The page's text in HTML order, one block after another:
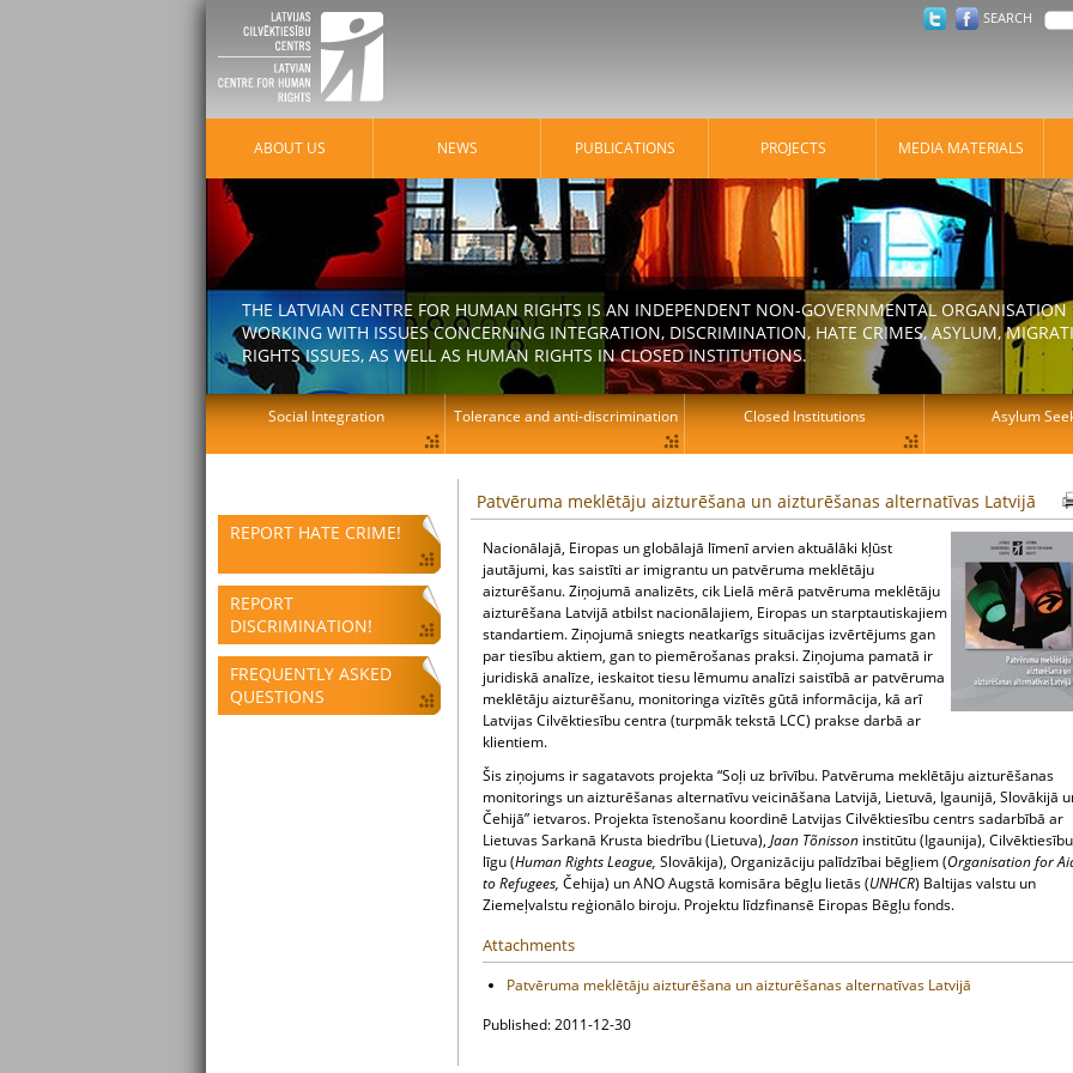
REPORT HATE CRIME!
REPORT
DISCRIMINATION!
FREQUENTLY ASKED
QUESTIONS
Patvēruma meklētāju aizturēšana un aizturēšanas alternatīvas Latvijā
Nacionālajā, Eiropas un globālajā līmenī arvien aktuālāki kļūst
jautājumi, kas saistīti ar imigrantu un patvēruma meklētāju
aizturēšanu. Ziņojumā analizēts, cik Lielā mērā patvēruma meklētāju
aizturēšana Latvijā atbilst nacionālajiem, Eiropas un starptautiskajiem
standartiem. Ziņojumā sniegts neatkarīgs situācijas izvērtējums gan
par tiesību aktiem, gan to piemērošanas praksi. Ziņojuma pamatā ir
juridiskā analīze, ieskaitot tiesu lēmumu analīzi saistībā ar patvēruma
meklētāju aizturēšanu, monitoringa vizītēs gūtā informācija, kā arī
Latvijas Cilvēktiesību centra (turpmāk tekstā LCC) prakse darbā ar
klientiem.
Šis ziņojums ir sagatavots projekta “Soļi uz brīvību. Patvēruma meklētāju aizturēšanas
monitorings un aizturēšanas alternatīvu veicināšana Latvijā, Lietuvā, Igaunijā, Slovākijā
Čehijā” ietvaros. Projekta īstenošanu koordinē Latvijas Cilvēktiesību centrs sadarbībā ar
Lietuvas Sarkanā Krusta biedrību (Lietuva), Jaan Tõnisson institūtu (Igaunija), Cilvēktiesību
līgu (Human Rights League, Slovākija), Organizāciju palīdzībai bēgļiem (Organisation for
to Refugees, Čehija) un ANO Augstā komisāra bēgļu lietās (UNHCR) Baltijas valstu un
Ziemeļvalstu reģionālo biroju. Projektu līdzfinansē Eiropas Bēgļu fonds.
Attachments
Patvēruma meklētāju aizturēšana un aizturēšanas alternatīvas Latvijā
Published: 2011-12-30
SEARCH
ABOUT US NEWS PUBLICATIONS PROJECTS MEDIA MATERIALS
THE LATVIAN CENTRE FOR HUMAN RIGHTS IS AN INDEPENDENT NON-GOVERNMENTAL
WORKING WITH ISSUES CONCERNING INTEGRATION, DISCRIMINATION, HATE CRIMES, ASYLUM,
RIGHTS ISSUES, AS WELL AS HUMAN RIGHTS IN CLOSED INSTITUTIONS.
Social Integration Tolerance and anti-discrimination Closed Institutions Asylum